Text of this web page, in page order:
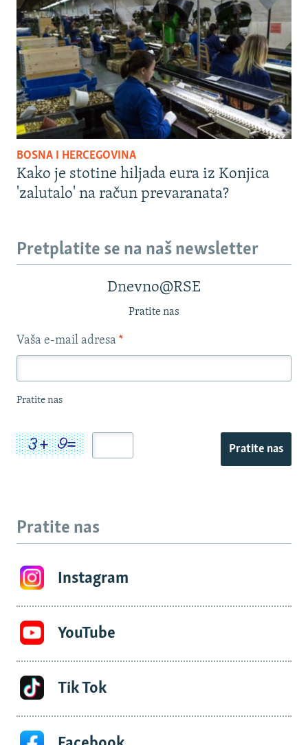
BOSNA I HERCEGOVINA
Kako je stotine hiljada eura iz Konjica
'zalutalo' na račun prevaranata?
Pretplatite se na naš newsletter
Dnevno@RSE
Pratite nas
Vaša e-mail adresa *
Pratite nas
Pratite nas
Pratite nas
Instagram
YouTube
Tik Tok